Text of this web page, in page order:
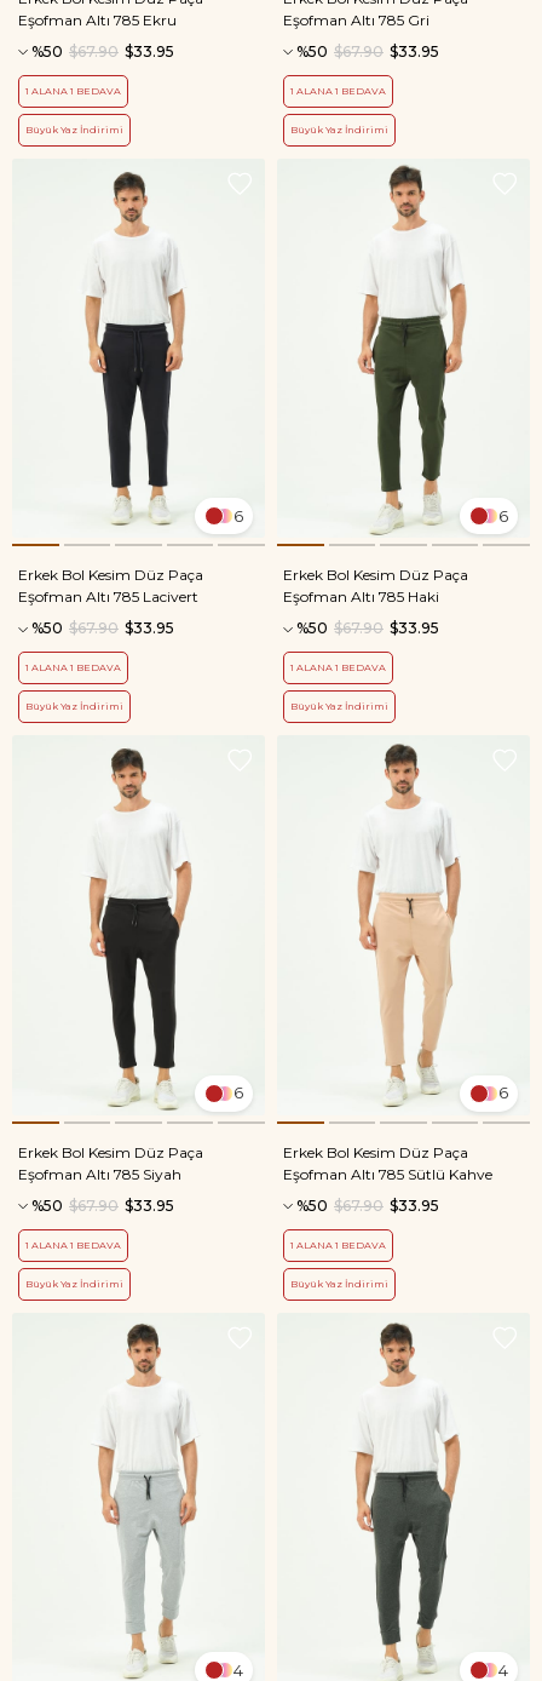
Eşofman Altı 785 Ekru
%50
$33.95
$67.90
1 ALANA 1 BEDAVA
Büyük Yaz İndirimi
Eşofman Altı 785 Gri
%50
$33.95
$67.90
1 ALANA 1 BEDAVA
Büyük Yaz İndirimi
6
Erkek Bol Kesim Düz Paça
Eşofman Altı 785 Lacivert
%50
$33.95
$67.90
1 ALANA 1 BEDAVA
Büyük Yaz İndirimi
6
Erkek Bol Kesim Düz Paça
Eşofman Altı 785 Haki
%50
$33.95
$67.90
1 ALANA 1 BEDAVA
Büyük Yaz İndirimi
6
Erkek Bol Kesim Düz Paça
Eşofman Altı 785 Siyah
%50
$33.95
$67.90
1 ALANA 1 BEDAVA
Büyük Yaz İndirimi
6
Erkek Bol Kesim Düz Paça
Eşofman Altı 785 Sütlü Kahve
%50
$33.95
$67.90
1 ALANA 1 BEDAVA
Büyük Yaz İndirimi
4 4